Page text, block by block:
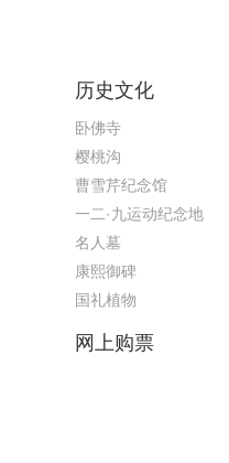
历史文化
卧佛寺
樱桃沟
曹雪芹纪念馆
一二·九运动纪念地
名人墓
康熙御碑
国礼植物
网上购票